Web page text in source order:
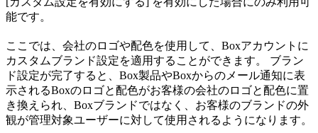
能です。
ここでは、会社のロゴや配色を使用して、Boxアカウントに
カスタムブランド設定を適用することができます。 ブラン
ド設定が完了すると、Box製品やBoxからのメール通知に表
示されるBoxのロゴと配色がお客様の会社のロゴと配色に置
き換えられ、Boxブランドではなく、お客様のブランドの外
観が管理対象ユーザーに対して使用されるようになります。